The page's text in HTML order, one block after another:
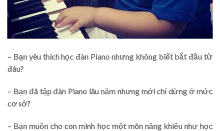
– Bạn yêu thích học đàn Piano nhưng không biết bắt đầu từ
đâu?
– Bạn đã tập đàn Piano lâu năm nhưng mới chỉ dừng ở mức
cơ sở?
– Bạn muốn cho con mình học một môn năng khiếu như học